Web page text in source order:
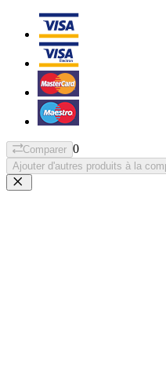
Comparer 0
Ajouter d'autres produits à la